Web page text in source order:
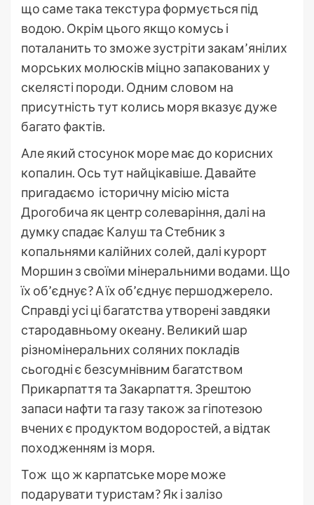
що саме така текстура формується під
водою. Окрім цього якщо комусь і
поталанить то зможе зустріти закам’янілих
морських молюсків міцно запакованих у
скелясті породи. Одним словом на
присутність тут колись моря вказує дуже
багато фактів.
Але який стосунок море має до корисних
копалин. Ось тут найцікавіше. Давайте
пригадаємо історичну місію міста
Дрогобича як центр солеваріння, далі на
думку спадає Калуш та Стебник з
копальнями калійних солей, далі курорт
Моршин з своїми мінеральними водами. Що
їх об’єднує? А їх об’єднує першоджерело.
Справді усі ці багатства утворені завдяки
стародавньому океану. Великий шар
різномінеральних соляних покладів
сьогодні є безсумнівним багатством
Прикарпаття та Закарпаття. Зрештою
запаси нафти та газу також за гіпотезою
вчених є продуктом водоростей, а відтак
походженням із моря.
Тож що ж карпатське море може
подарувати туристам? Як і залізо